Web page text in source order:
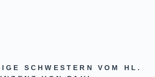
SCHWESTERN VOM HL.